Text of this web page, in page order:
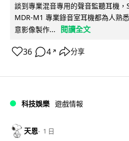
談到專業混音專用的聲音監聽耳機
MDR-M1 專業錄音室耳機都為人熟
意影像製作...
閱讀全文
36 4 ↗ 分享
科技娛樂 遊戲情報
天恩 1 日